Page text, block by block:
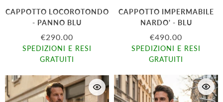
CAPPOTTO LOCOROTONDO
- PANNO BLU
€290.00
SPEDIZIONI E RESI
GRATUITI
CAPPOTTO IMPERMABILE
NARDO' - BLU
€490.00
SPEDIZIONI E RESI
GRATUITI